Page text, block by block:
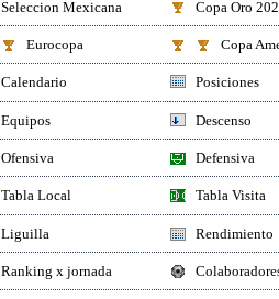
Seleccion Mexicana Copa Oro
Eurocopa Copa
Calendario Posiciones
Equipos Descenso
Ofensiva Defensiva
Tabla Local Tabla Visita
Liguilla Rendimiento
Ranking x jornada